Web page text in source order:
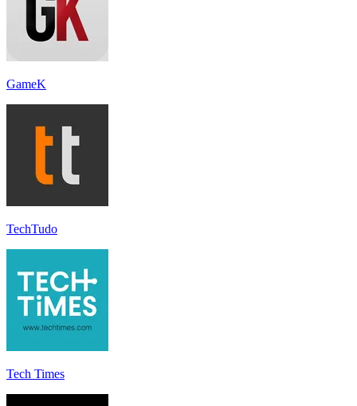
GameK
TechTudo
Tech Times